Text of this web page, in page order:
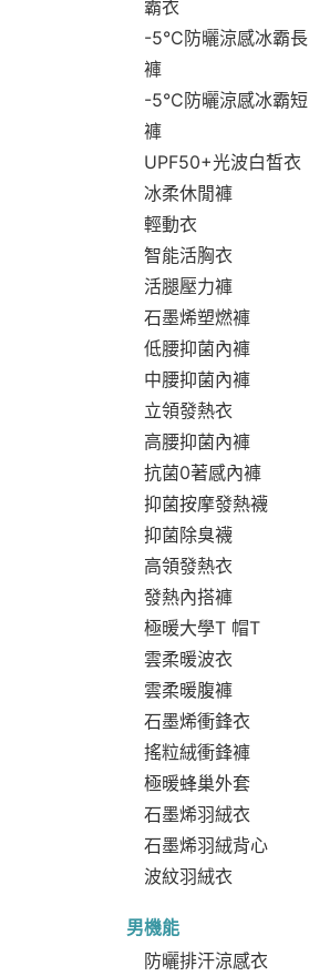
霸衣
-5°C防曬涼感冰霸長
褲
-5°C防曬涼感冰霸短
褲
UPF50+光波白皙衣
冰柔休閒褲
輕動衣
智能活胸衣
活腿壓力褲
石墨烯塑燃褲
低腰抑菌內褲
中腰抑菌內褲
立領發熱衣
高腰抑菌內褲
抗菌0著感內褲
抑菌按摩發熱襪
抑菌除臭襪
高領發熱衣
發熱內搭褲
極暖大學T 帽T
雲柔暖波衣
雲柔暖腹褲
石墨烯衝鋒衣
搖粒絨衝鋒褲
極暖蜂巢外套
石墨烯羽絨衣
石墨烯羽絨背心
波紋羽絨衣
男機能
防曬排汗涼感衣